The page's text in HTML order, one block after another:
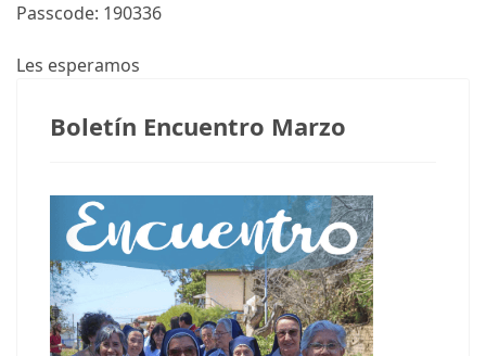
Passcode: 190336
Les esperamos
Boletín Encuentro Marzo